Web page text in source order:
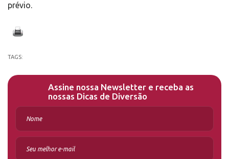
prévio.
TAGS:
Assine nossa Newsletter e receba as
nossas Dicas de Diversão